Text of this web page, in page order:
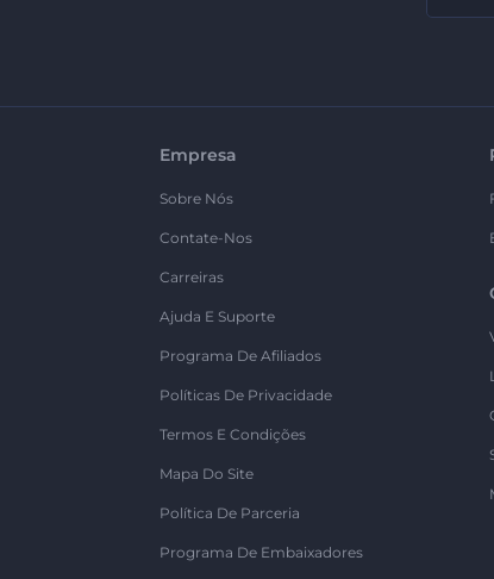
Empresa
Sobre Nós
Contate-Nos
Carreiras
Ajuda E Suporte
Programa De Afiliados
Políticas De Privacidade
Termos E Condições
Mapa Do Site
Política De Parceria
Programa De Embaixadores